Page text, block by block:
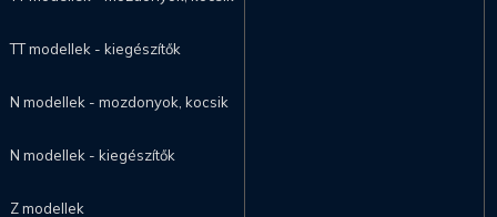
TT modellek - kiegészítők
N modellek - mozdonyok, kocsik
N modellek - kiegészítők
Z modellek